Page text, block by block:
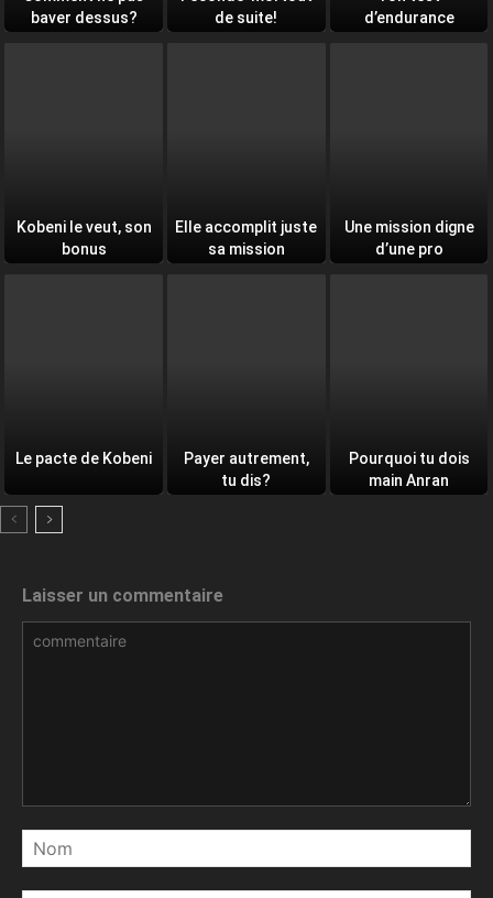
baver dessus?
de suite!
d’endurance
Kobeni le veut, son
bonus
Elle accomplit juste
sa mission
Une mission digne
d’une pro
Le pacte de Kobeni
Payer autrement,
tu dis?
Pourquoi tu dois
main Anran
Laisser un commentaire